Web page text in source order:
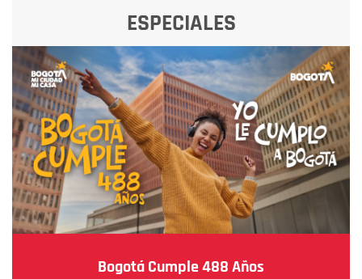
ESPECIALES
Bogotá Cumple 488 Años